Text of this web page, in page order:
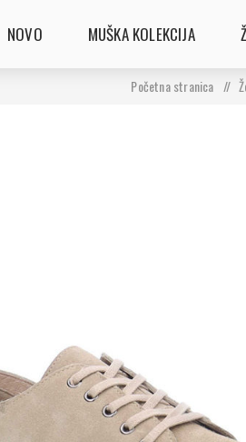
NOVO MUŠKA KOLEKCIJA
Početna stranica /